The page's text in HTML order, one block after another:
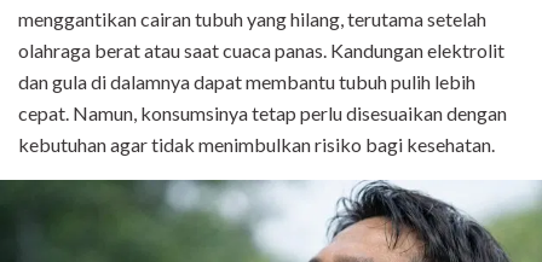
menggantikan cairan tubuh yang hilang, terutama setelah
olahraga berat atau saat cuaca panas. Kandungan elektrolit
dan gula di dalamnya dapat membantu tubuh pulih lebih
cepat. Namun, konsumsinya tetap perlu disesuaikan dengan
kebutuhan agar tidak menimbulkan risiko bagi kesehatan.